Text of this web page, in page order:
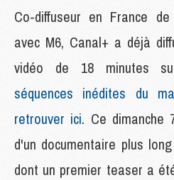
Co-diffuseur en France
avec M6, Canal+ a déjà
vidéo de 18 minutes
séquences inédites du
retrouver ici. Ce dimanche
d'un documentaire plus
dont un premier teaser a